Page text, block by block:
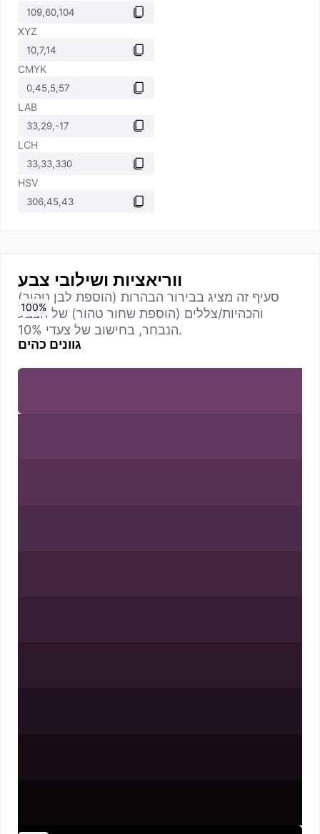
XYZ
CMYK
LAB
LCH
HSV
ווריאציות ושילובי צבע
סעיף זה מציג בבירור הבהרות (הוספת לבן טהור)
והכהיות/צללים (הוספת שחור טהור) של הצבע
הנבחר, בחישוב של צעדי 10%.
גוונים כהים
0%
10%
20%
30%
40%
50%
60%
70%
80%
90%
100%